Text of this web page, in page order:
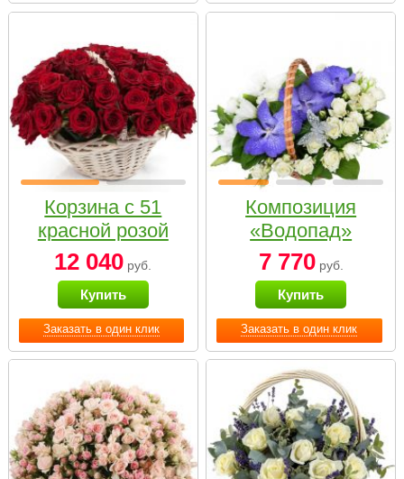
Заказать в один клик
Корзина с 51
красной розой
12 040 руб.
Купить
Заказать в один клик
Композиция
«Водопад»
7 770руб.
Купить